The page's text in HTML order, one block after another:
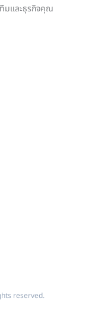
มและธุรกิจคุณ
reserved.